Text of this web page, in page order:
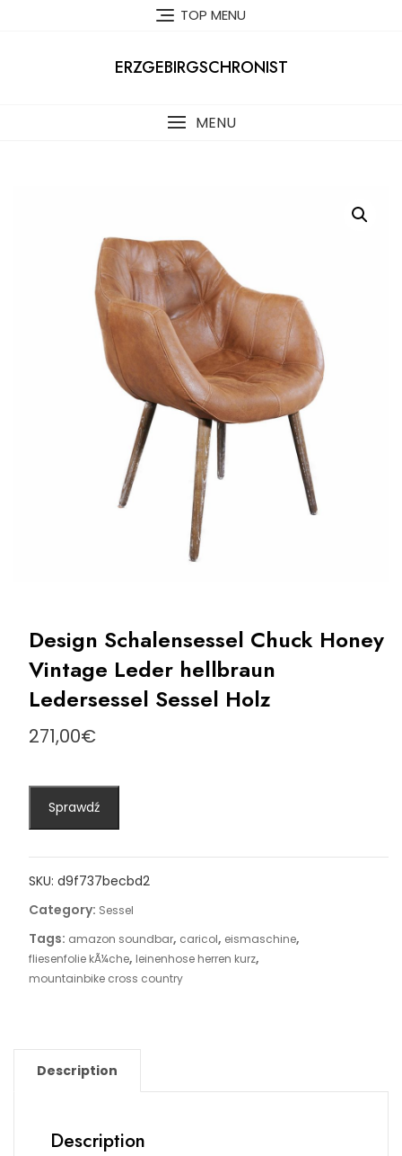
TOP MENU
ERZGEBIRGSCHRONIST
MENU
Design Schalensessel Chuck Honey
Vintage Leder hellbraun
Ledersessel Sessel Holz
271,00€
Sprawdź
SKU: d9f737becbd2
Category: Sessel
Tags: amazon soundbar, caricol, eismaschine,
fliesenfolie kÃ¼che, leinenhose herren kurz,
mountainbike cross country
Description
Description